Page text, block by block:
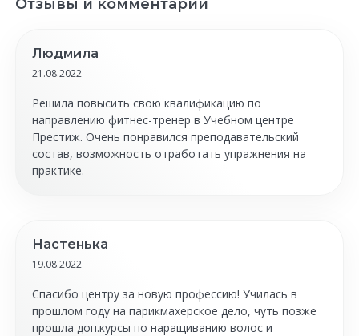
Отзывы и комментарии
Людмила
21.08.2022
Решила повысить свою квалификацию по
направлению фитнес-тренер в Учебном центре
Престиж. Очень понравился преподавательский
состав, возможность отработать упражнения на
практике.
Настенька
19.08.2022
Спасибо центру за новую профессию! Училась в
прошлом году на парикмахерское дело, чуть позже
прошла доп.курсы по наращиванию волос и